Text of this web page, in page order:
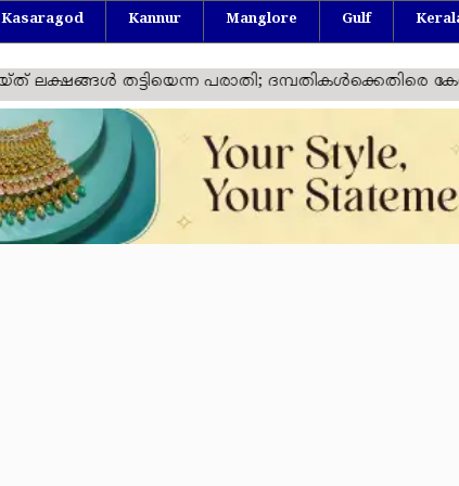
Kasaragod Kannur Manglore Gulf